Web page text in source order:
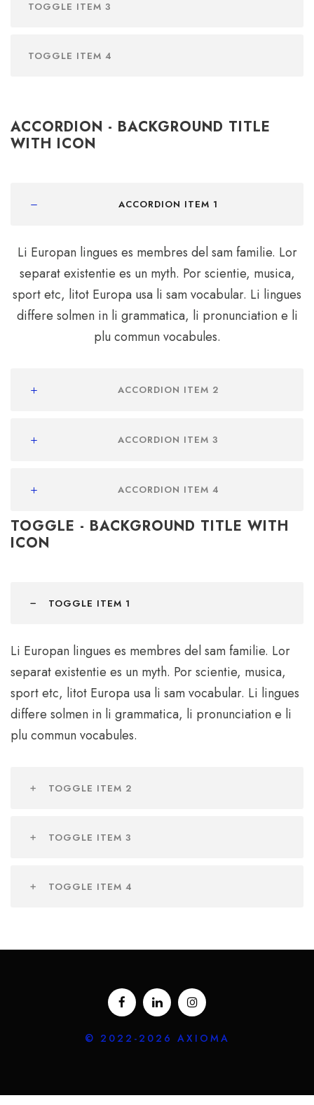
TOGGLE ITEM 3
TOGGLE ITEM 4
ACCORDION - BACKGROUND TITLE
WITH ICON
ACCORDION ITEM 1
Li Europan lingues es membres del sam familie. Lor
separat existentie es un myth. Por scientie, musica,
sport etc, litot Europa usa li sam vocabular. Li lingues
differe solmen in li grammatica, li pronunciation e li
plu commun vocabules.
ACCORDION ITEM 2
ACCORDION ITEM 3
ACCORDION ITEM 4
TOGGLE - BACKGROUND TITLE WITH
ICON
TOGGLE ITEM 1
Li Europan lingues es membres del sam familie. Lor
separat existentie es un myth. Por scientie, musica,
sport etc, litot Europa usa li sam vocabular. Li lingues
differe solmen in li grammatica, li pronunciation e li
plu commun vocabules.
TOGGLE ITEM 2
TOGGLE ITEM 3
TOGGLE ITEM 4
© 2022-2026 AXIOMA